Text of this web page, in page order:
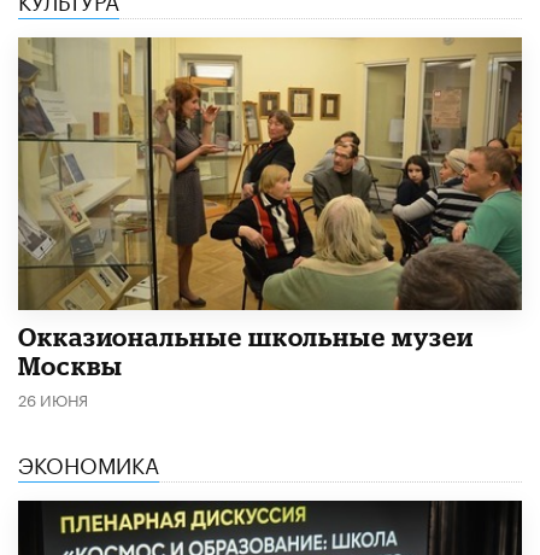
​Окказиональные школьные музеи
Москвы
26 ИЮНЯ
ЭКОНОМИКА